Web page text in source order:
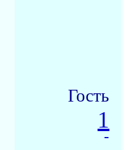
Гость
1
-